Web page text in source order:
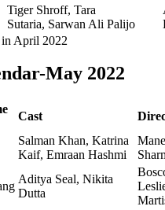
Tiger Shroff, Tara
Sutaria, Sarwan Ali Palijo
April 2022
May 2022
Cast
Salman Khan, Katrina
Kaif, Emraan Hashmi
Aditya Seal, Nikita
Dutta